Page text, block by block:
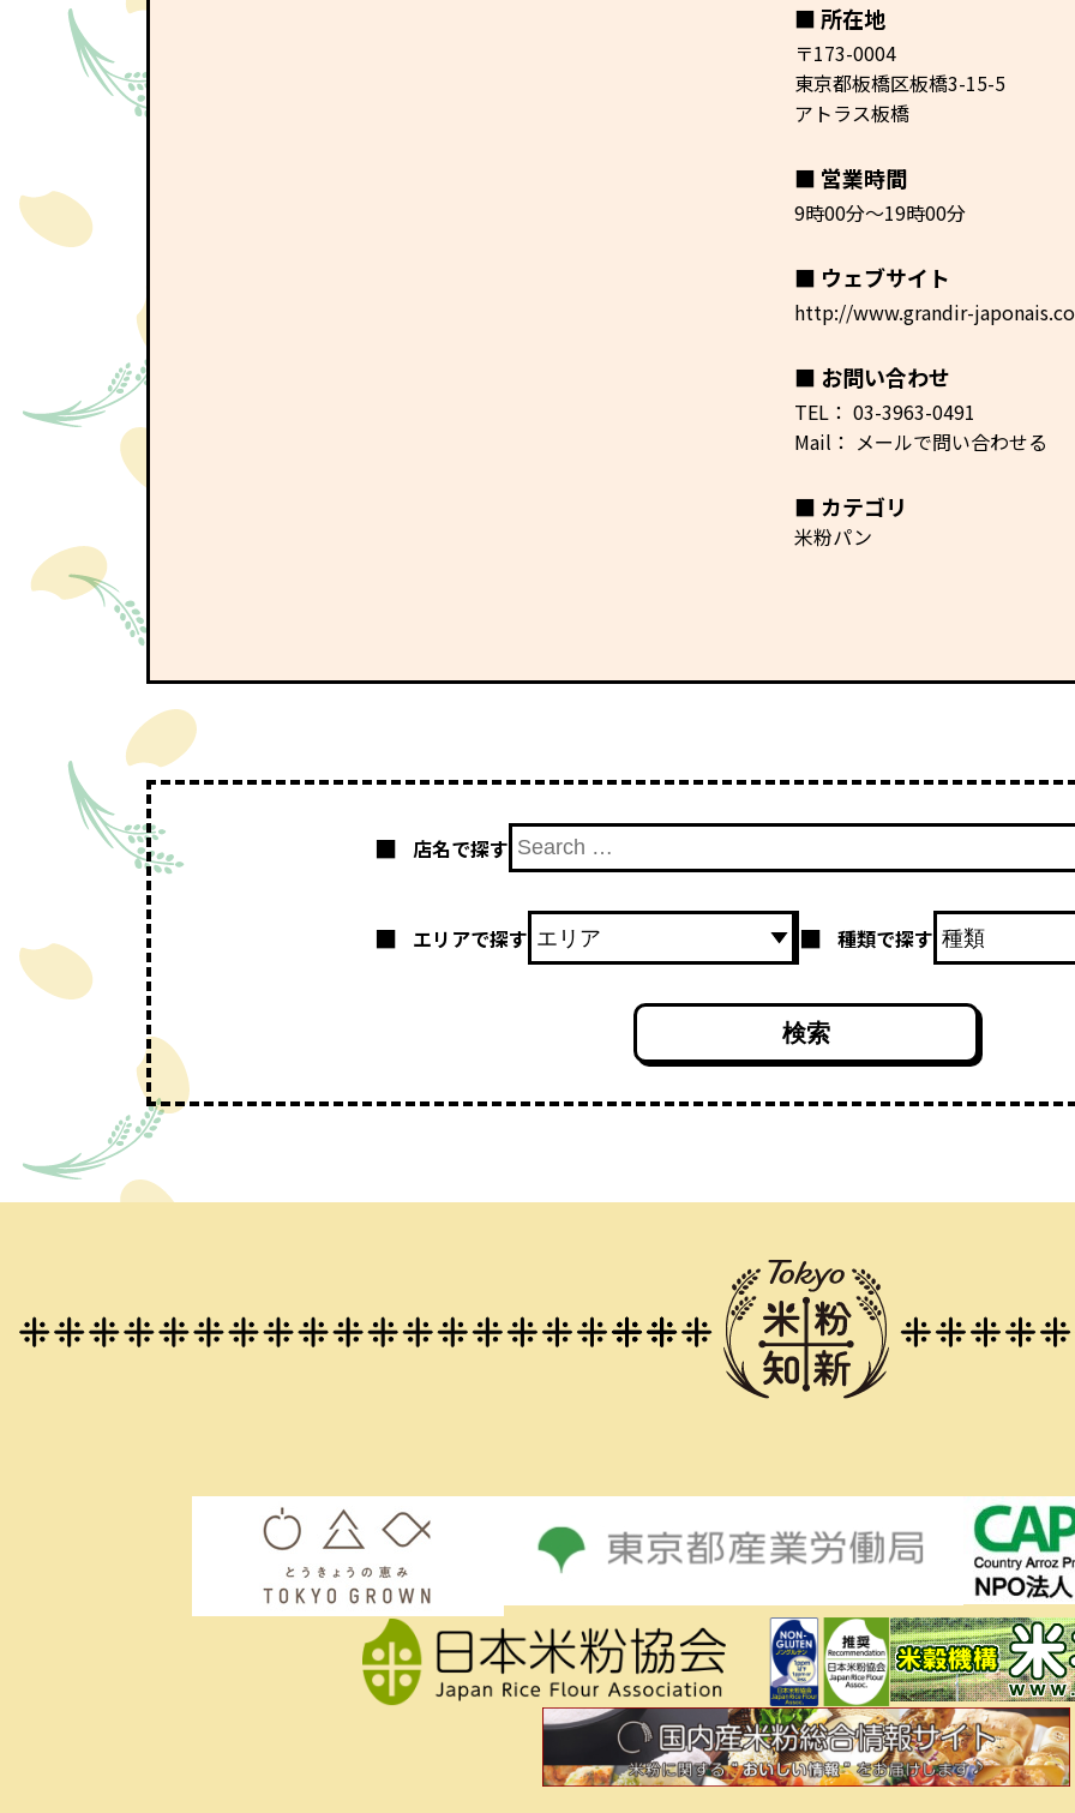
所在地
〒173-0004
東京都板橋区板橋3-15-5
アトラス板橋
営業時間
9時00分〜19時00分
ウェブサイト
http://www.grandir-
お問い合わせ
TEL： 03-3963-0491
Mail： メールで問い合わせる
カテゴリ
米粉パン
店名で探す
エリアで探す 種類で探す
検索